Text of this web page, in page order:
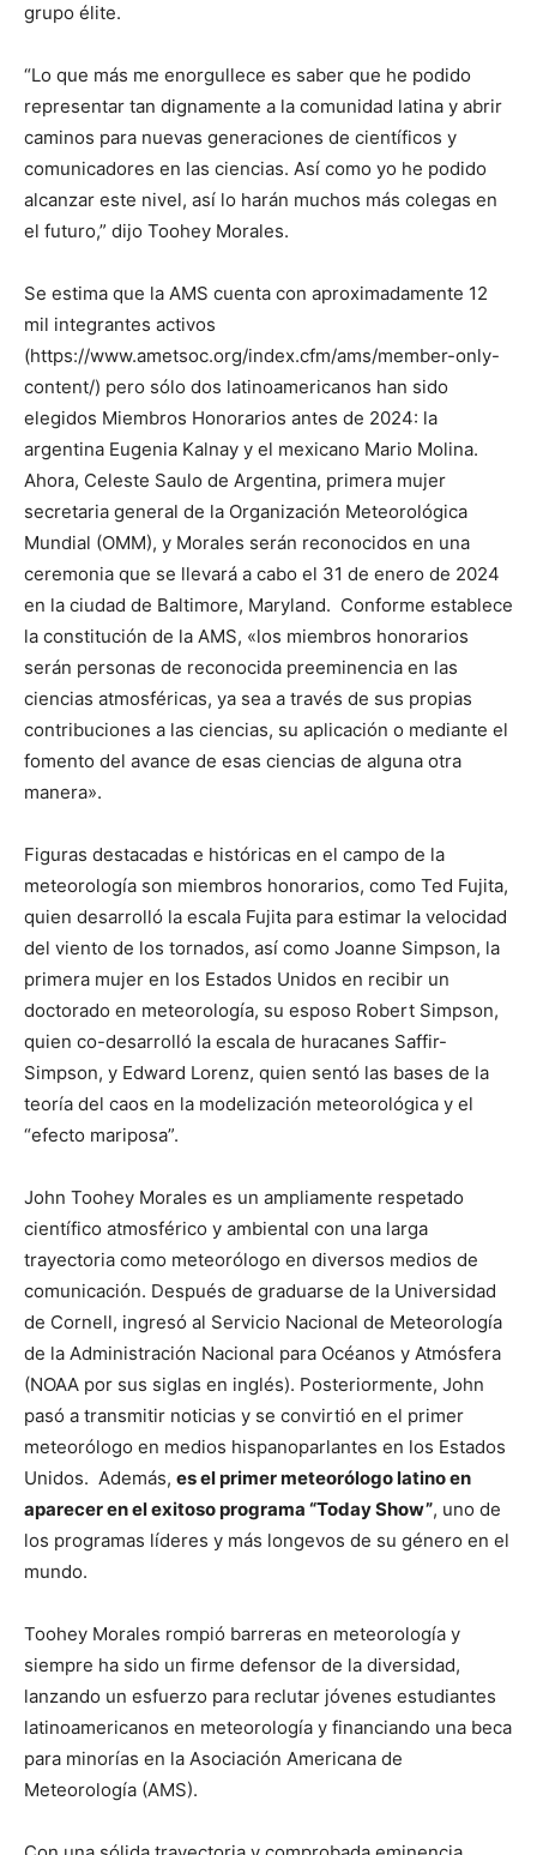
grupo élite.
“Lo que más me enorgullece es saber que he podido
representar tan dignamente a la comunidad latina y abrir
caminos para nuevas generaciones de científicos y
comunicadores en las ciencias. Así como yo he podido
alcanzar este nivel, así lo harán muchos más colegas en
el futuro,” dijo Toohey Morales.
Se estima que la AMS cuenta con aproximadamente 12
mil integrantes activos
(https://www.ametsoc.org/index.cfm/ams/member-only-
content/) pero sólo dos latinoamericanos han sido
elegidos Miembros Honorarios antes de 2024: la
argentina Eugenia Kalnay y el mexicano Mario Molina.
Ahora, Celeste Saulo de Argentina, primera mujer
secretaria general de la Organización Meteorológica
Mundial (OMM), y Morales serán reconocidos en una
ceremonia que se llevará a cabo el 31 de enero de 2024
en la ciudad de Baltimore, Maryland. Conforme establece
la constitución de la AMS, «los miembros honorarios
serán personas de reconocida preeminencia en las
ciencias atmosféricas, ya sea a través de sus propias
contribuciones a las ciencias, su aplicación o mediante el
fomento del avance de esas ciencias de alguna otra
manera».
Figuras destacadas e históricas en el campo de la
meteorología son miembros honorarios, como Ted Fujita,
quien desarrolló la escala Fujita para estimar la velocidad
del viento de los tornados, así como Joanne Simpson, la
primera mujer en los Estados Unidos en recibir un
doctorado en meteorología, su esposo Robert Simpson,
quien co-desarrolló la escala de huracanes Saffir-
Simpson, y Edward Lorenz, quien sentó las bases de la
teoría del caos en la modelización meteorológica y el
“efecto mariposa”.
John Toohey Morales es un ampliamente respetado
científico atmosférico y ambiental con una larga
trayectoria como meteorólogo en diversos medios de
comunicación. Después de graduarse de la Universidad
de Cornell, ingresó al Servicio Nacional de Meteorología
de la Administración Nacional para Océanos y Atmósfera
(NOAA por sus siglas en inglés). Posteriormente, John
pasó a transmitir noticias y se convirtió en el primer
meteorólogo en medios hispanoparlantes en los Estados
Unidos. Además, es el primer meteorólogo latino en
aparecer en el exitoso programa “Today Show”, uno de
los programas líderes y más longevos de su género en el
mundo.
Toohey Morales rompió barreras en meteorología y
siempre ha sido un firme defensor de la diversidad,
lanzando un esfuerzo para reclutar jóvenes estudiantes
latinoamericanos en meteorología y financiando una beca
para minorías en la Asociación Americana de
Meteorología (AMS).